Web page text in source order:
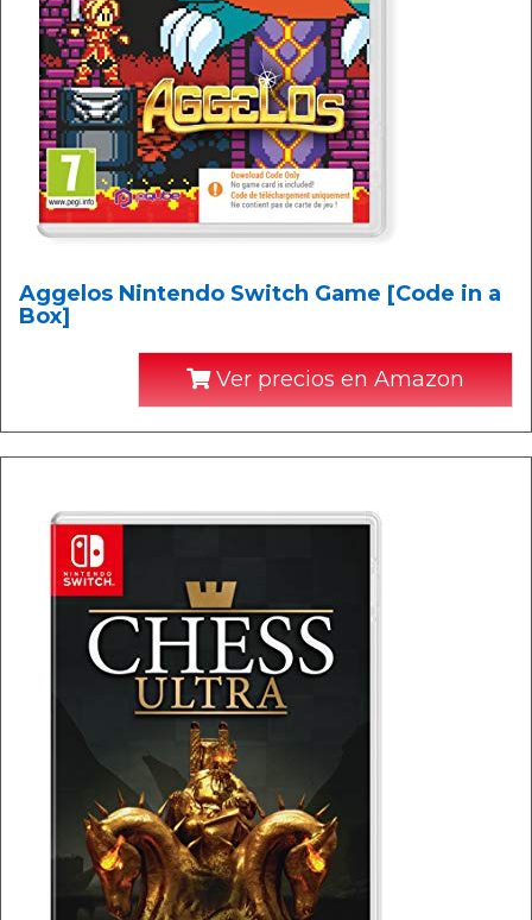
Aggelos Nintendo Switch Game [Code in a
Box]
Ver precios en Amazon